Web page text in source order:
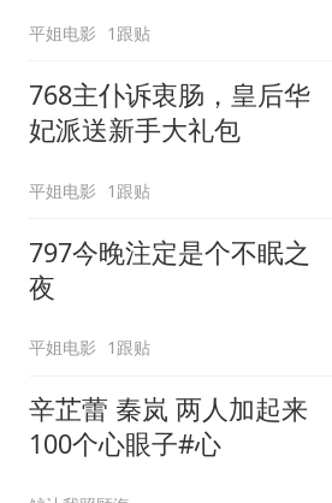
平姐电影 1跟贴
768主仆诉衷肠，皇后华
妃派送新手大礼包
平姐电影 1跟贴
797今晚注定是个不眠之
夜
平姐电影 1跟贴
辛芷蕾 秦岚 两人加起来
100个心眼子#心